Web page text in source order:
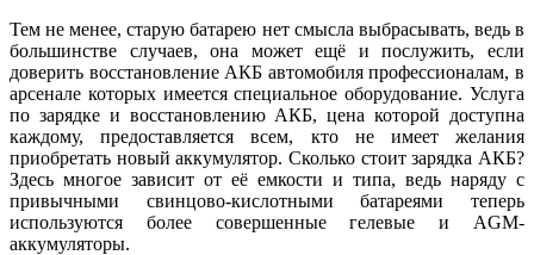
Тем не менее, старую батарею нет смысла выбрасывать, ведь в
большинстве случаев, она может ещё и послужить, если
доверить восстановление АКБ автомобиля профессионалам, в
арсенале которых имеется специальное оборудование. Услуга
по зарядке и восстановлению АКБ, цена которой доступна
каждому, предоставляется всем, кто не имеет желания
приобретать новый аккумулятор. Сколько стоит зарядка АКБ?
Здесь многое зависит от её емкости и типа, ведь наряду с
привычными свинцово-кислотными батареями теперь
используются более совершенные гелевые и AGM-
аккумуляторы.